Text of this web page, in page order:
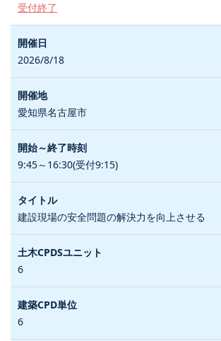
受付終了
2026/8/18
愛知県名古屋市
9:45～16:30(受付9:15)
建設現場の安全問題の解決力を向上させる
6
6